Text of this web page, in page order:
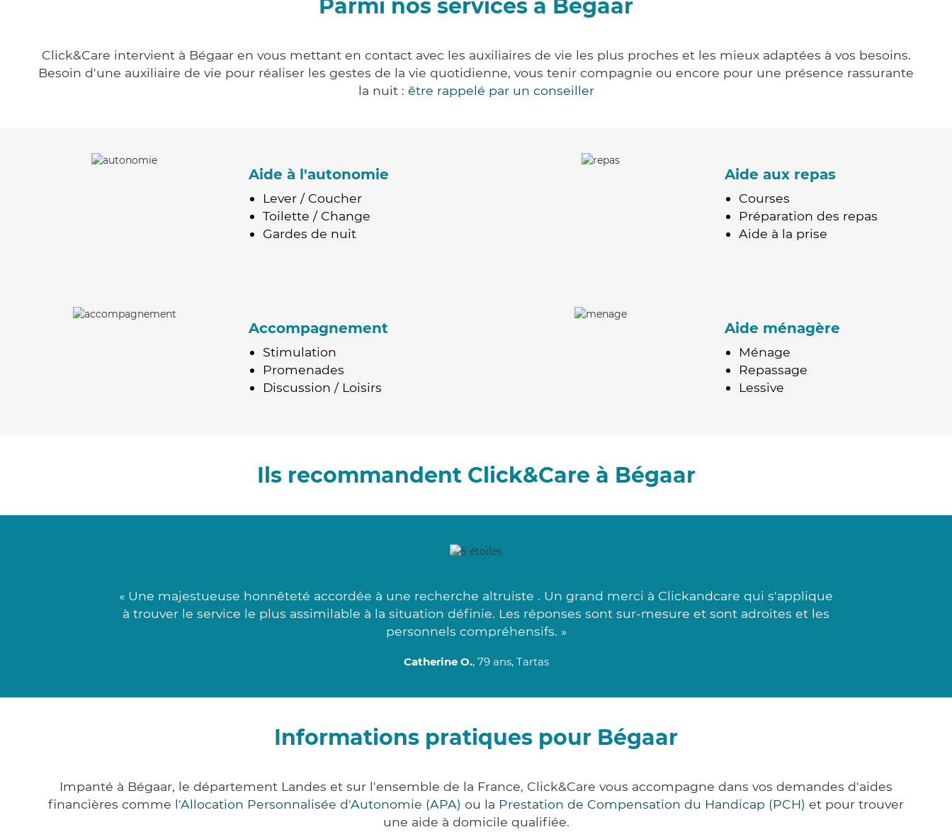
Parmi nos services à Bégaar
Click&Care intervient à Bégaar en vous mettant en contact avec les auxiliaires de vie les plus proches et les mieux adaptées à vos besoins.
Besoin d'une auxiliaire de vie pour réaliser les gestes de la vie quotidienne, vous tenir compagnie ou encore pour une présence rassurante
la nuit : être rappelé par un conseiller
Aide à l'autonomie
Lever / Coucher
Toilette / Change
Gardes de nuit
Aide aux repas
Courses
Préparation des repas
Aide à la prise
Accompagnement
Stimulation
Promenades
Discussion / Loisirs
Aide ménagère
Ménage
Repassage
Lessive
Ils recommandent Click&Care à Bégaar
« Une majestueuse honnêteté accordée à une recherche altruiste . Un grand merci à Clickandcare qui s'applique
à trouver le service le plus assimilable à la situation définie. Les réponses sont sur-mesure et sont adroites et les
personnels compréhensifs. »
Catherine O., 79 ans, Tartas
Informations pratiques pour Bégaar
Impanté à Bégaar, le département Landes et sur l'ensemble de la France, Click&Care vous accompagne dans vos demandes d'aides
financières comme l'Allocation Personnalisée d'Autonomie (APA) ou la Prestation de Compensation du Handicap (PCH) et pour trouver
une aide à domicile qualifiée.